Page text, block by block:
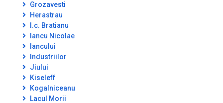
Grozavesti
Herastrau
I.c. Bratianu
Iancu Nicolae
Iancului
Industriilor
Jiului
Kiseleff
Kogalniceanu
Lacul Morii